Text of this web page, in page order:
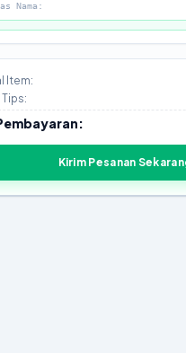
Nama:
Item:
Kirim Pesanan